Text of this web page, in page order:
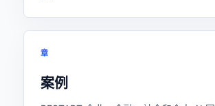
章
案例